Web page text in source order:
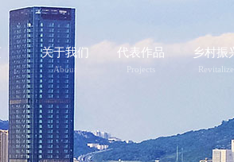
关于我们
About
代表作品
Projects
乡村振
Revitalize